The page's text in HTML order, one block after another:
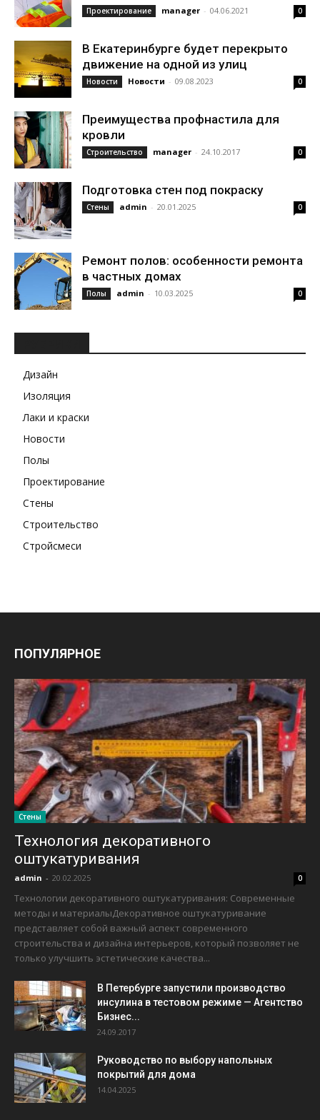
Проектирование manager - 04.06.2021 0
В Екатеринбурге будет перекрыто
движение на одной из улиц
Новости Новости - 09.08.2023 0
Преимущества профнастила для
кровли
Строительство manager - 24.10.2017 0
Подготовка стен под покраску
Стены admin - 20.01.2025 0
Ремонт полов: особенности ремонта
в частных домах
Полы admin - 10.03.2025 0
Дизайн
Изоляция
Лаки и краски
Новости
Полы
Проектирование
Стены
Строительство
Стройсмеси
ПОПУЛЯРНОЕ
Стены
Технология декоративного
оштукатуривания
admin - 20.02.2025 0
Технологии декоративного оштукатуривания: Современные
методы и материалыДекоративное оштукатуривание
представляет собой важный аспект современного
строительства и дизайна интерьеров, который позволяет не
только улучшить эстетические качества...
В Петербурге запустили производство
инсулина в тестовом режиме — Агентство
Бизнес...
24.09.2017
Руководство по выбору напольных
покрытий для дома
14.04.2025